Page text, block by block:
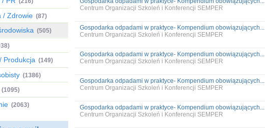
/ Zdrowie (87)
(505)
Produkcja (149)
(1386)
(1095)
(2063)
Centrum Organizacji Szkoleń i Konferencji SEMPER
Gospodarka odpadami w praktyce- Kompendium obowiązujących...
Centrum Organizacji Szkoleń i Konferencji SEMPER
Gospodarka odpadami w praktyce- Kompendium obowiązujących...
Centrum Organizacji Szkoleń i Konferencji SEMPER
Gospodarka odpadami w praktyce- Kompendium obowiązujących...
Centrum Organizacji Szkoleń i Konferencji SEMPER
Gospodarka odpadami w praktyce- Kompendium obowiązujących...
Centrum Organizacji Szkoleń i Konferencji SEMPER